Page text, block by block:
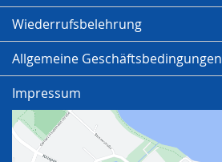
Wiederrufsbelehrung
Allgemeine Geschäftsbedingungen
Impressum